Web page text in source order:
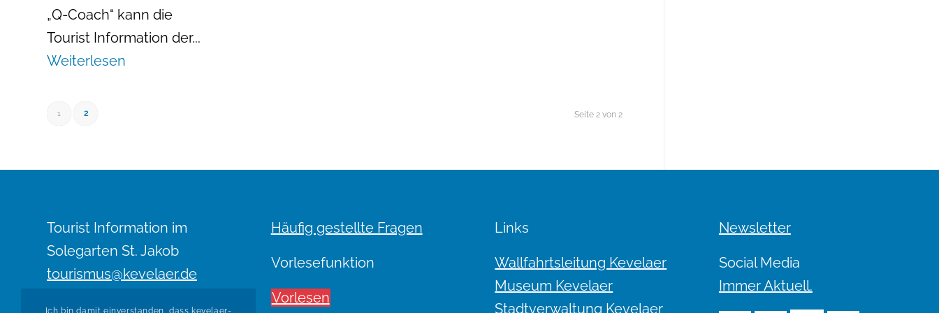
„Q-Coach“ kann die
Tourist Information der...
Weiterlesen
Seite 2 von 2
1 2
Tourist Information im
Solegarten St. Jakob
tourismus@kevelaer.de
Häufig gestellte Fragen
Vorlesefunktion
Vorlesen
Links
Wallfahrtsleitung Kevelaer
Museum Kevelaer
Stadtverwaltung Kevelaer
Newsletter
Social Media
Immer Aktuell.